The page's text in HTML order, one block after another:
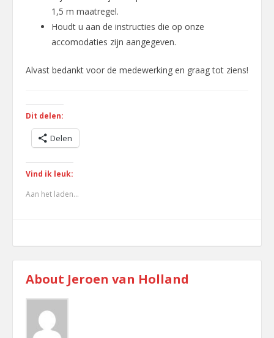
1,5 m maatregel.
Houdt u aan de instructies die op onze
accomodaties zijn aangegeven.
Alvast bedankt voor de medewerking en graag tot ziens!
Dit delen:
Delen
Vind ik leuk:
Aan het laden...
Minigolf
About Jeroen van Holland